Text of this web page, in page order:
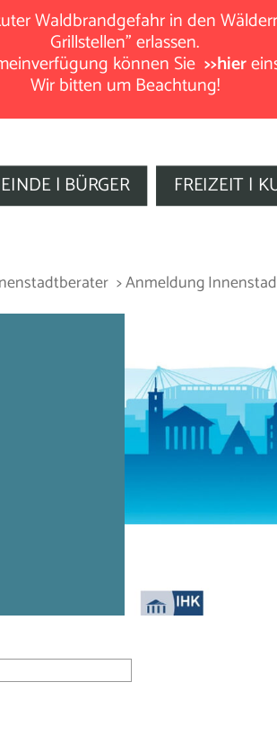
Waldbrandgefahr in den
Grillstellen" erlassen.
können Sie >>hier
Wir bitten um Beachtung!
| BÜRGER FREIZEIT |
> Anmeldung